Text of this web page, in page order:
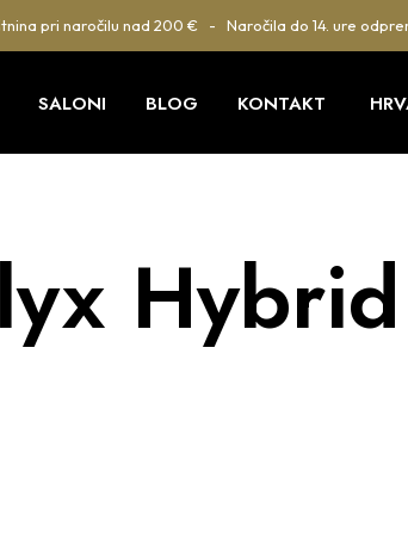
pri naročilu nad 200 € - Naročila do 14. ure
SALONI BLOG KONTAKT
Hybrid